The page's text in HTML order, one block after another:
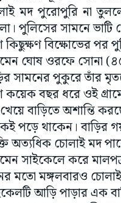
মদ পুরোপুরি না
পুলিসের সামনে ভাটি
কিছুক্ষণ বিক্ষোভের পর
ঘোষ ওরফে সোনা
সামনের পুকুরে তাঁর
কয়েক বছর ধরে ওই
বাড়িতে অশান্তি
পড়ে থাকেন। বাড়ির
অত্যধিক চোলাই মদ
সাইকেলে করে
মতো মঙ্গলবারও
আড়ি পাড়ার এক